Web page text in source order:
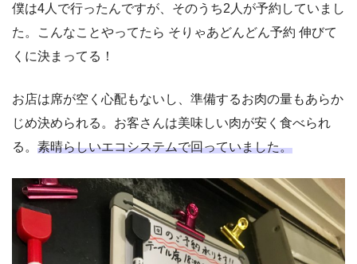
僕は4人で行ったんですが、そのうち2人が予約していまし
た。こんなことやってたら そりゃあどんどん予約 伸びて
くに決まってる！
お店は席が空く心配もないし、準備するお肉の量もあらか
じめ決められる。お客さんは美味しい肉が安く食べられ
る。 素晴らしいエコシステムで回っていました。